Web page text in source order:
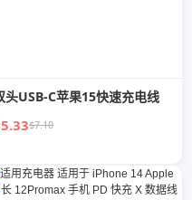
X
头USB-C苹果15快速充电线
$7.10